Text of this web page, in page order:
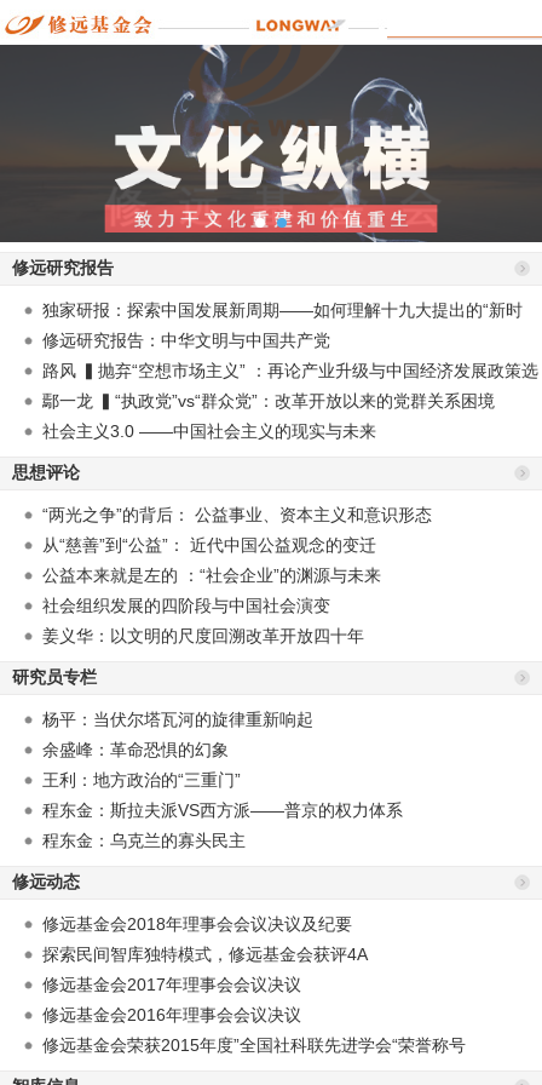
修远研究报告
独家研报：探索中国发展新周期——如何理解十九大提出的“新时
代”？
修远研究报告：中华文明与中国共产党
路风 ▍抛弃“空想市场主义” ：再论产业升级与中国经济发展政策选
择
鄢一龙 ▍“执政党”vs“群众党”：改革开放以来的党群关系困境
社会主义3.0 ——中国社会主义的现实与未来
思想评论
“两光之争”的背后： 公益事业、资本主义和意识形态
从“慈善”到“公益”： 近代中国公益观念的变迁
公益本来就是左的 ：“社会企业”的渊源与未来
社会组织发展的四阶段与中国社会演变
姜义华：以文明的尺度回溯改革开放四十年
研究员专栏
杨平：当伏尔塔瓦河的旋律重新响起
余盛峰：革命恐惧的幻象
王利：地方政治的“三重门”
程东金：斯拉夫派VS西方派——普京的权力体系
程东金：乌克兰的寡头民主
修远动态
修远基金会2018年理事会会议决议及纪要
探索民间智库独特模式，修远基金会获评4A
修远基金会2017年理事会会议决议
修远基金会2016年理事会会议决议
修远基金会荣获2015年度”全国社科联先进学会“荣誉称号